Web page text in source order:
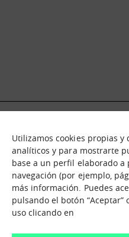
Utilizamos cookies propias
analíticos y para mostrarte
base a un perfil elaborado
navegación (por ejemplo,
más información. Puedes
pulsando el botón
uso clicando en
Qué es
Nuestra oferta
Jornadas de inmersión
Contáctanos
¿En que te